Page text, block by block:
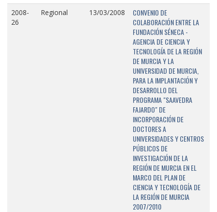
2008-
26
Regional 13/03/2008
CONVENIO DE
COLABORACIÓN ENTRE LA
FUNDACIÓN SÉNECA -
AGENCIA DE CIENCIA Y
TECNOLOGÍA DE LA REGIÓN
DE MURCIA Y LA
UNIVERSIDAD DE MURCIA,
PARA LA IMPLANTACIÓN Y
DESARROLLO DEL
PROGRAMA "SAAVEDRA
FAJARDO" DE
INCORPORACIÓN DE
DOCTORES A
UNIVERSIDADES Y CENTROS
PÚBLICOS DE
INVESTIGACIÓN DE LA
REGIÓN DE MURCIA EN EL
MARCO DEL PLAN DE
CIENCIA Y TECNOLOGÍA DE
LA REGIÓN DE MURCIA
2007/2010